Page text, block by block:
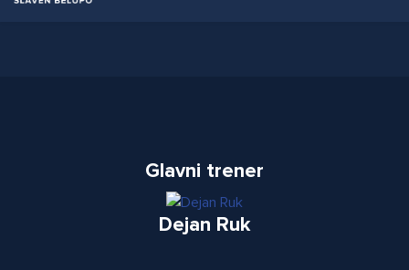
Glavni trener
Dejan Ruk